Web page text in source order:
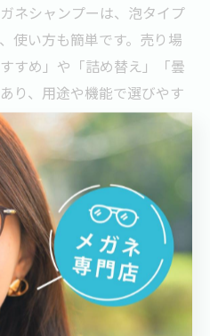
ネシャンプーは、泡タイプ
使い方も簡単です。売り場
すめ」や「詰め替え」「曇
り、用途や機能で選びやす
も十分な洗浄力」「毎日使
びたい」といった声が多く
っては成分や使い心地に
表示や口コミを参考に自分
切です。